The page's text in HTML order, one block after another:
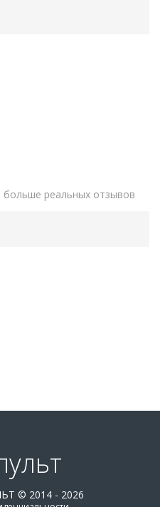
больше реальных отзывов
© 2014 - 2026